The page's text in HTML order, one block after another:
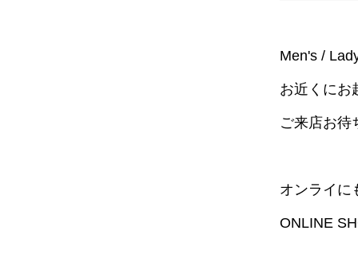
Men's /
お近くにお
ご来店お待
オンライに
ONLINE